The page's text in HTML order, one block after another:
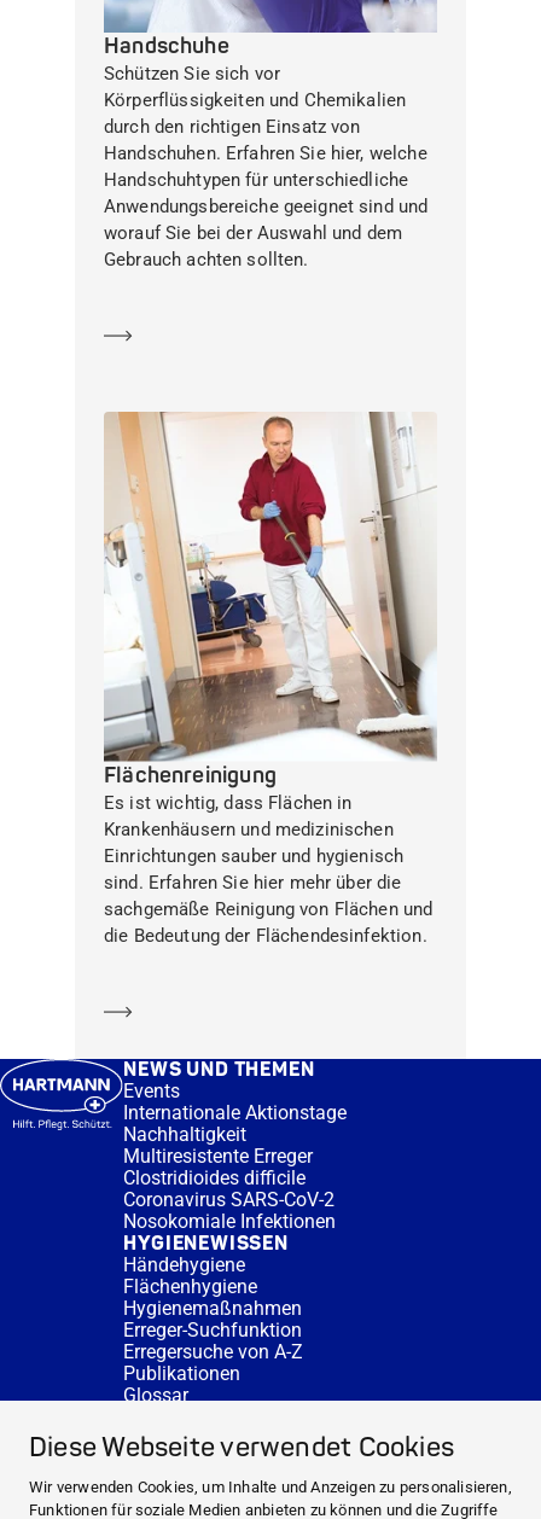
Diese Webseite verwendet Cookies
Wir verwenden Cookies, um Inhalte und Anzeigen zu personalisieren,
Funktionen für soziale Medien anbieten zu können und die Zugriffe
Handschuhe
Schützen Sie sich vor
Körperflüssigkeiten und Chemikalien
durch den richtigen Einsatz von
Handschuhen. Erfahren Sie hier, welche
Handschuhtypen für unterschiedliche
Anwendungsbereiche geeignet sind und
worauf Sie bei der Auswahl und dem
Gebrauch achten sollten.
Flächenreinigung
Es ist wichtig, dass Flächen in
Krankenhäusern und medizinischen
Einrichtungen sauber und hygienisch
sind. Erfahren Sie hier mehr über die
sachgemäße Reinigung von Flächen und
die Bedeutung der Flächendesinfektion.
NEWS UND THEMEN
Events
Internationale Aktionstage
Nachhaltigkeit
Multiresistente Erreger
Clostridioides difficile
Coronavirus SARS-CoV-2
Nosokomiale Infektionen
HYGIENEWISSEN
Händehygiene
Flächenhygiene
Hygienemaßnahmen
Erreger-Suchfunktion
Erregersuche von A-Z
Publikationen
Glossar
SERVICE
Fachberatung
DESINFACTS
Newsletter